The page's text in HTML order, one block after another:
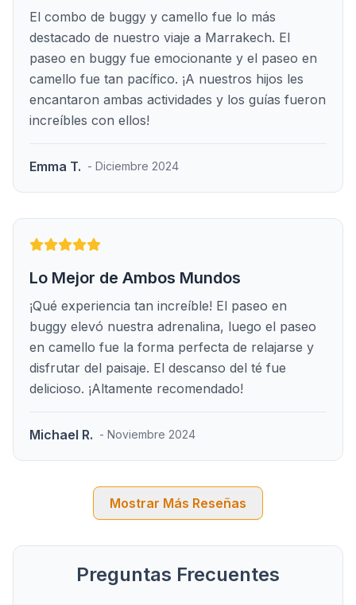
El combo de buggy y camello fue lo más
destacado de nuestro viaje a Marrakech. El
paseo en buggy fue emocionante y el paseo en
camello fue tan pacífico. ¡A nuestros hijos les
encantaron ambas actividades y los guías fueron
increíbles con ellos!
Emma T. - Diciembre 2024
Lo Mejor de Ambos Mundos
¡Qué experiencia tan increíble! El paseo en
buggy elevó nuestra adrenalina, luego el paseo
en camello fue la forma perfecta de relajarse y
disfrutar del paisaje. El descanso del té fue
delicioso. ¡Altamente recomendado!
Michael R. - Noviembre 2024
Mostrar Más Reseñas
Preguntas Frecuentes